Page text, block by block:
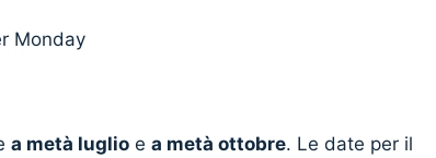
Monday
a metà luglio e a metà ottobre. Le date per il